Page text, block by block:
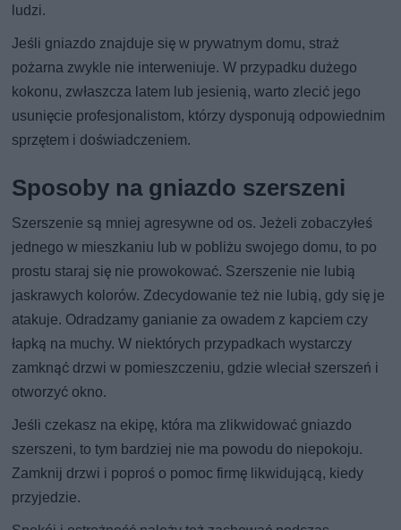
ludzi.
Jeśli gniazdo znajduje się w prywatnym domu, straż
pożarna zwykle nie interweniuje. W przypadku dużego
kokonu, zwłaszcza latem lub jesienią, warto zlecić jego
usunięcie profesjonalistom, którzy dysponują odpowiednim
sprzętem i doświadczeniem.
Sposoby na gniazdo szerszeni
Szerszenie są mniej agresywne od os. Jeżeli zobaczyłeś
jednego w mieszkaniu lub w pobliżu swojego domu, to po
prostu staraj się nie prowokować. Szerszenie nie lubią
jaskrawych kolorów. Zdecydowanie też nie lubią, gdy się je
atakuje. Odradzamy ganianie za owadem z kapciem czy
łapką na muchy. W niektórych przypadkach wystarczy
zamknąć drzwi w pomieszczeniu, gdzie wleciał szerszeń i
otworzyć okno.
Jeśli czekasz na ekipę, która ma zlikwidować gniazdo
szerszeni, to tym bardziej nie ma powodu do niepokoju.
Zamknij drzwi i poproś o pomoc firmę likwidującą, kiedy
przyjedzie.